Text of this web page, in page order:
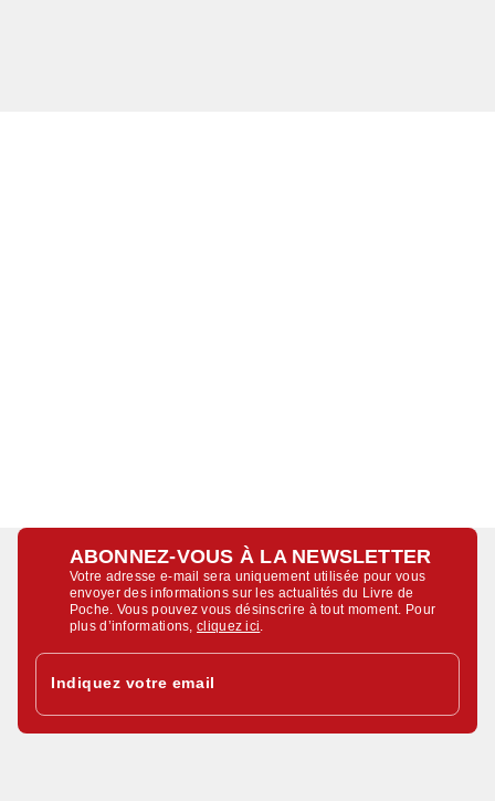
ABONNEZ-VOUS À LA NEWSLETTER
Votre adresse e-mail sera uniquement utilisée pour vous
envoyer des informations sur les actualités du Livre de
Poche. Vous pouvez vous désinscrire à tout moment. Pour
plus d’informations,cliquez ici
Indiquez votre email